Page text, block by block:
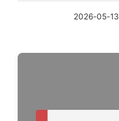
2026-05-13